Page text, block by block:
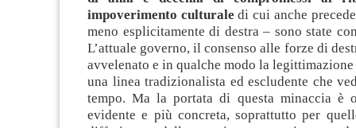
impoverimento culturale di cui anche
meno esplicitamente di destra – sono state
L’attuale governo, il consenso alle forze di
avvelenato e in qualche modo la
una linea tradizionalista ed escludente che
tempo. Ma la portata di questa minaccia è
evidente e più concreta, soprattutto per